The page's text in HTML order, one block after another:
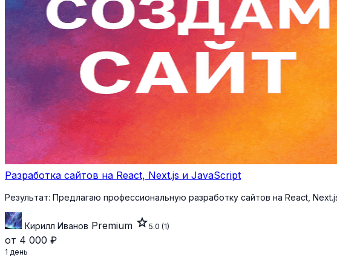
Разработка сайтов на React, Next.js и JavaScript
Результат: Предлагаю профессиональную разработку сайтов на React,
Кирилл Иванов Premium star5.0 (1)
от 4 000 ₽
1 день